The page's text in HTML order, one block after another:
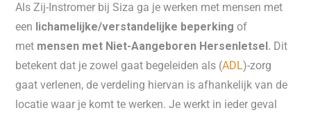
Als Zij-Instromer bij Siza ga je werken met mensen met
een lichamelijke/verstandelijke beperking of
met mensen met Niet-Aangeboren Hersenletsel. Dit
betekent dat je zowel gaat begeleiden als (ADL)-zorg
gaat verlenen, de verdeling hiervan is afhankelijk van de
locatie waar je komt te werken. Je werkt in ieder geval